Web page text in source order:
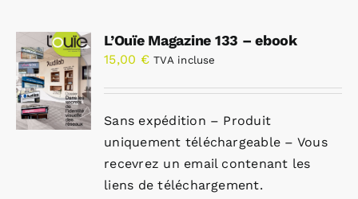
L’Ouïe Magazine 133 – ebook
15,00 € TVA incluse
Sans expédition – Produit
uniquement téléchargeable – Vous
recevrez un email contenant les
liens de téléchargement.